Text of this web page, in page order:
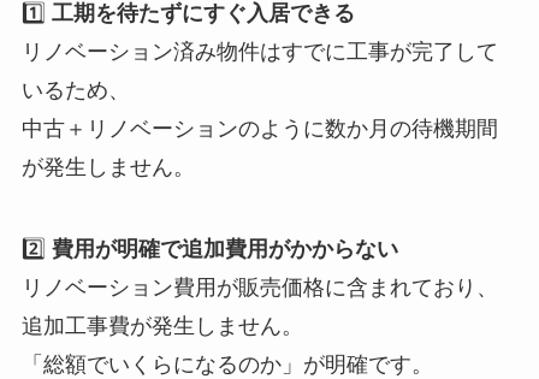
1️⃣ 工期を待たずにすぐ入居できる
リノベーション済み物件はすでに工事が完了して
いるため、
中古＋リノベーションのように数か月の待機期間
が発生しません。
2️⃣ 費用が明確で追加費用がかからない
リノベーション費用が販売価格に含まれており、
追加工事費が発生しません。
「総額でいくらになるのか」が明確です。